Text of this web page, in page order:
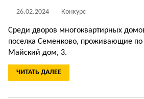
26.02.2024 Конкурс
Среди дворов многоквартирных
поселка Семенково, проживающие по
Майский дом, 3.
ЧИТАТЬ ДАЛЕЕ